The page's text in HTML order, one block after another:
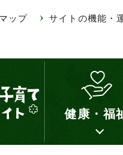
ップ サイトの機能・
健康・福